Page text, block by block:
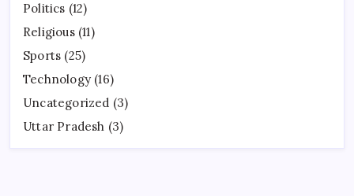
Politics (12)
Religious(11)
Sports (25)
Technology (16)
Uncategorized (3)
Uttar Pradesh (3)